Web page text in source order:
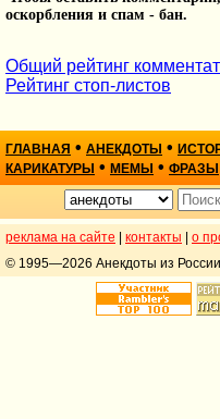
оскорбления и спам - бан.
Общий рейтинг
Рейтинг стоп-листов
ГЛАВНАЯ • АНЕКДОТЫ •
КАРИКАТУРЫ • МЕМЫ • ФРАЗЫ
реклама на сайте контакты о
© 1995—2026 Анекдоты из